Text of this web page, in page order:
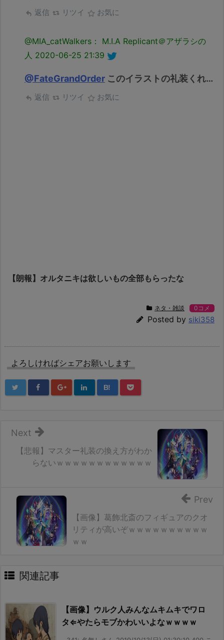
返信 リツイ お気に
@MIA_catWalkers： M.I.A Replicant＠アザラシの
人 2020-06-25 21:39
@FateGrandOrder このイラストの礼装くれ…
返信 リツイ お気に
【朗報】オルタニキは欲しいもの全部もらったな
ネタ・雑談 0コメ
Posted by siki358
よろしければシェアお願いします
B!
【悲報】マスター礼装の換え方がわか
らないｗｗｗｗｗｗｗｗｗｗｗｗ
Next
【画像】葛飾北斎のフィギュアのクオ
リティが高いぞｗｗｗｗｗｗｗｗｗｗ
ｗｗ
Prev
関連記事
【画像】ウルク人みんなムキムキでワロ
タ⇐やたらモブかわいいよなｗｗｗｗ